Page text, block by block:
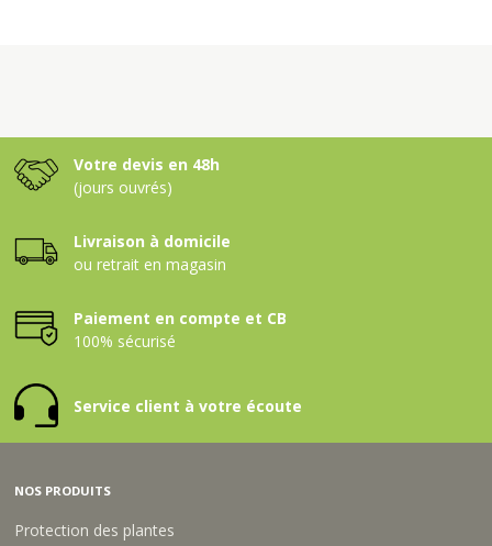
Votre devis en 48h
(jours ouvrés)
Livraison à domicile
ou retrait en magasin
Paiement en compte et CB
100% sécurisé
Service client à votre écoute
NOS PRODUITS
Protection des plantes